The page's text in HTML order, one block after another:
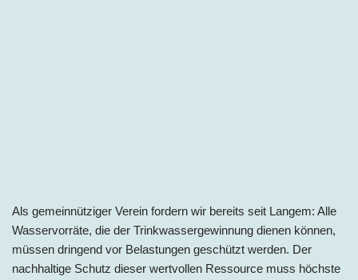
Als gemeinnütziger Verein fordern wir bereits seit Langem: Alle
Wasservorräte, die der Trinkwassergewinnung dienen können,
müssen dringend vor Belastungen geschützt werden. Der
nachhaltige Schutz dieser wertvollen Ressource muss höchste